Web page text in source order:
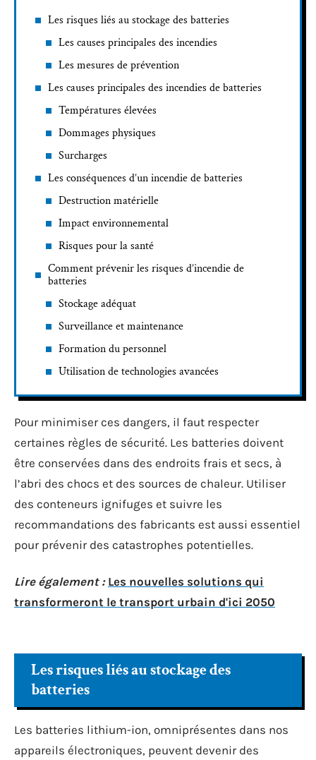
Les risques liés au stockage des batteries
Les causes principales des incendies
Les mesures de prévention
Les causes principales des incendies de batteries
Températures élevées
Dommages physiques
Surcharges
Les conséquences d’un incendie de batteries
Destruction matérielle
Impact environnemental
Risques pour la santé
Comment prévenir les risques d’incendie de
batteries
Stockage adéquat
Surveillance et maintenance
Formation du personnel
Utilisation de technologies avancées
Pour minimiser ces dangers, il faut respecter
certaines règles de sécurité. Les batteries doivent
être conservées dans des endroits frais et secs, à
l’abri des chocs et des sources de chaleur. Utiliser
des conteneurs ignifuges et suivre les
recommandations des fabricants est aussi essentiel
pour prévenir des catastrophes potentielles.
Lire également : Les nouvelles solutions qui
transformeront le transport urbain d'ici 2050
Les risques liés au stockage des
batteries
Les batteries lithium-ion, omniprésentes dans nos
appareils électroniques, peuvent devenir des